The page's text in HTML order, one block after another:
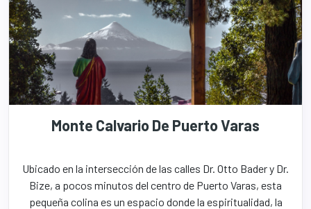
Monte Calvario De Puerto Varas
Ubicado en la intersección de las calles Dr. Otto Bader y Dr.
Bize, a pocos minutos del centro de Puerto Varas, esta
pequeña colina es un espacio donde la espiritualidad, la